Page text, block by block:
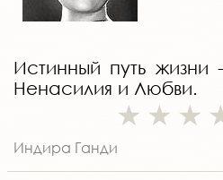
Истинный путь жизни
Ненасилия и Любви.
Индира Ганди